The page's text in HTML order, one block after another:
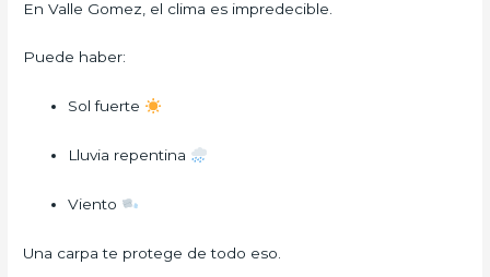
En Valle Gomez, el clima es impredecible.
Puede haber:
Sol fuerte
Lluvia repentina
Viento
Una carpa te protege de todo eso.